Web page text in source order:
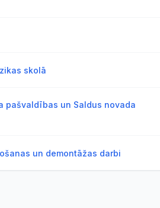
skolā
pašvaldības un Saldus novada
un demontāžas darbi